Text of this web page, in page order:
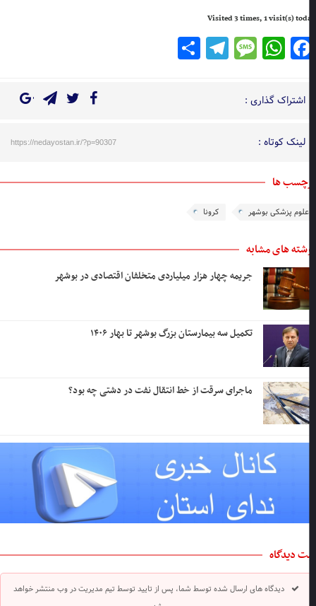
Visited 3 times, 1 visit(s)
Facebook
WhatsApp
Message
Telegram
Share
اشتراک گذاری :
لینک کوتاه : https://nedayostan.ir/?p=90307
ها
علوم پزشکی بوشهر کرونا
های مشابه
جریمه چهار هزار میلیاردی متخلفان اقتصادی در بوشهر
تکمیل سه بیمارستان بزرگ بوشهر تا بهار ۱۴۰۶
ماجرای سرقت از خط انتقال نفت در دشتی چه بود؟
دیدگاه
دیدگاه های ارسال شده توسط شما، پس از تایید توسط تیم مدیریت در وب منتشر خواهد